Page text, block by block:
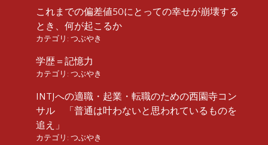
これまでの偏差値50にとっての幸せが崩壊する
とき、何が起こるか
カテゴリ: つぶやき
学歴＝記憶力
カテゴリ: つぶやき
INTJへの適職・起業・転職のための西園寺コン
サル 「普通は叶わないと思われているものを
追え」
カテゴリ: つぶやき